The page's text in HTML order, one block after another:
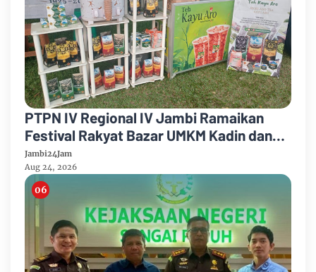
PTPN IV Regional IV Jambi Ramaikan
Festival Rakyat Bazar UMKM Kadin dan
Korem 042/Garuda Putih
Jambi24Jam
Aug 24, 2026